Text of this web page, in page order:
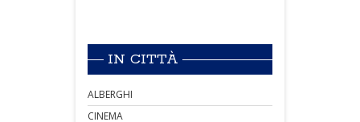
IN CITTÀ
ALBERGHI
CINEMA